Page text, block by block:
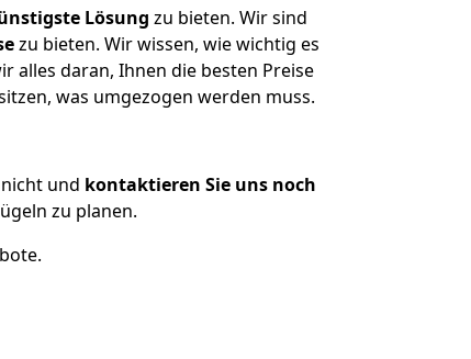
Lösung zu bieten. Wir sind
zu bieten. Wir wissen, wie wichtig es
alles daran, Ihnen die besten Preise
was umgezogen werden muss.
und kontaktieren Sie uns noch
zu planen.